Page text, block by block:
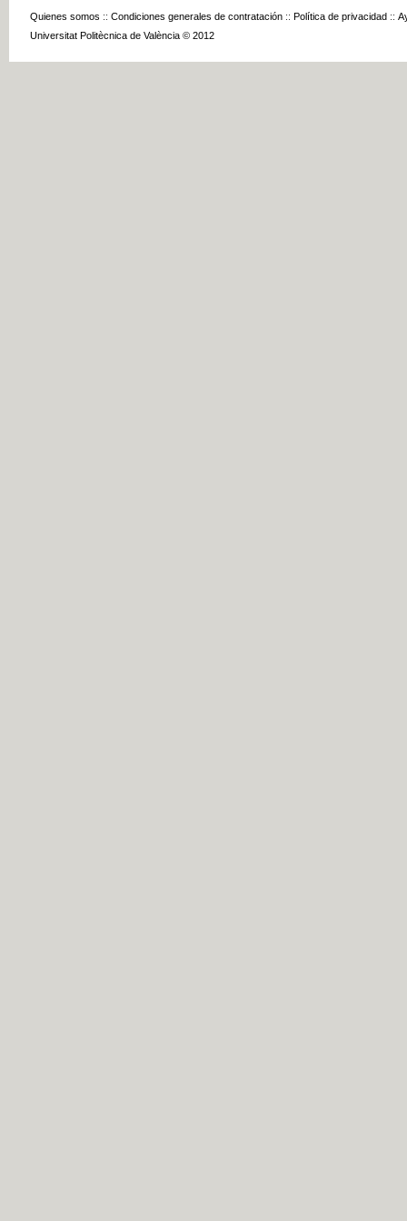
Quienes somos :: Condiciones generales de contratación :: Política de privacidad ::
Universitat Politècnica de València © 2012